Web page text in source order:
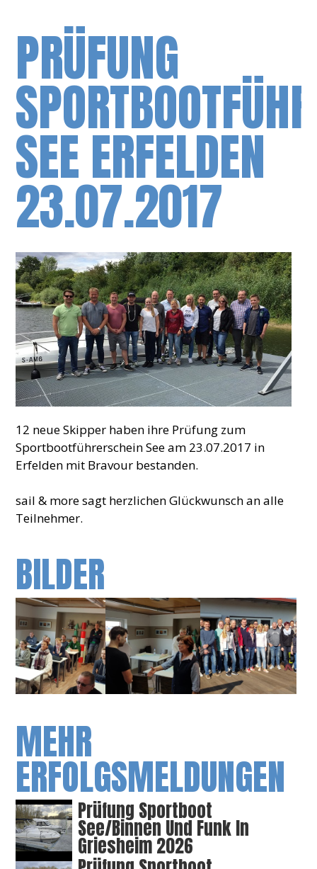
PRÜFUNG
SEE ERFELDEN
23.07.2017
12 neue Skipper haben ihre Prüfung zum
Sportbootführerschein See am 23.07.2017 in
Erfelden mit Bravour bestanden.
sail & more sagt herzlichen Glückwunsch an alle
Teilnehmer.
BILDER
MEHR
ERFOLGSMELDUNGEN
Prüfung Sportboot
See/Binnen Und Funk In
Griesheim 2026